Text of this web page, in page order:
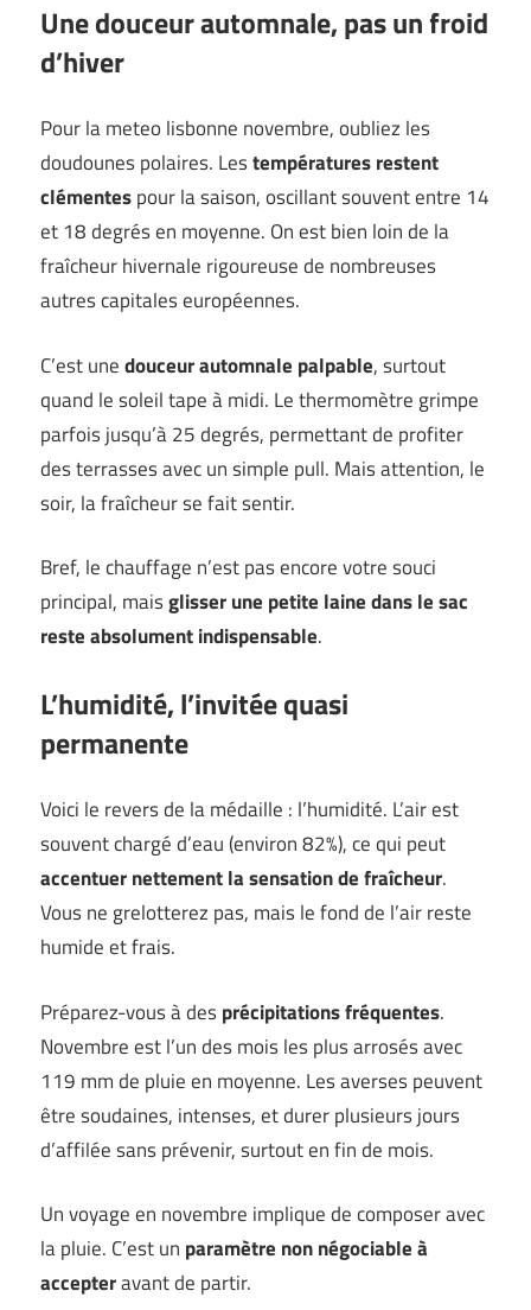
Une douceur automnale, pas un froid
d’hiver
Pour la meteo lisbonne novembre, oubliez les
doudounes polaires. Lestempératures restent
clémentespour la saison, oscillant souvent entre 14
et 18 degrés en moyenne. On est bien loin de la
fraîcheur hivernale rigoureuse de nombreuses
autres capitales européennes.
C’est unedouceur automnale palpable, surtout
quand le soleil tape à midi. Le thermomètre grimpe
parfois jusqu’à 25 degrés, permettant de profiter
des terrasses avec un simple pull. Mais attention, le
soir, la fraîcheur se fait sentir.
Bref, le chauffage n’est pas encore votre souci
principal, maisglisser une petite laine dans le sac
reste absolument indispensable.
L’humidité, l’invitée quasi
permanente
Voici le revers de la médaille : l’humidité. L’air est
souvent chargé d’eau (environ 82%), ce qui peut
accentuer nettement la sensation de fraîcheur.
Vous ne grelotterez pas, mais le fond de l’air reste
humide et frais.
Préparez-vous à desprécipitations fréquentes.
Novembre est l’un des mois les plus arrosés avec
119 mm de pluie en moyenne. Les averses peuvent
être soudaines, intenses, et durer plusieurs jours
d’affilée sans prévenir, surtout en fin de mois.
Un voyage en novembre implique de composer avec
la pluie. C’est un paramètre non négociable à
accepteravant de partir.